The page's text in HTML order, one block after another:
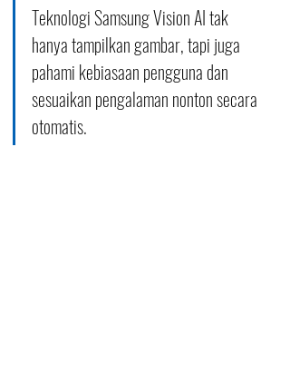
Teknologi Samsung Vision AI tak
hanya tampilkan gambar, tapi juga
pahami kebiasaan pengguna dan
sesuaikan pengalaman nonton secara
otomatis.